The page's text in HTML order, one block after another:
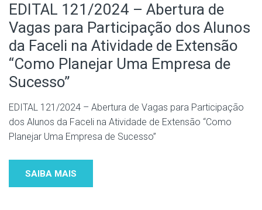
EDITAL 121/2024 – Abertura de
Vagas para Participação dos Alunos
da Faceli na Atividade de Extensão
“Como Planejar Uma Empresa de
Sucesso”
EDITAL 121/2024 – Abertura de Vagas para Participação
dos Alunos da Faceli na Atividade de Extensão “Como
Planejar Uma Empresa de Sucesso”
SAIBA MAIS